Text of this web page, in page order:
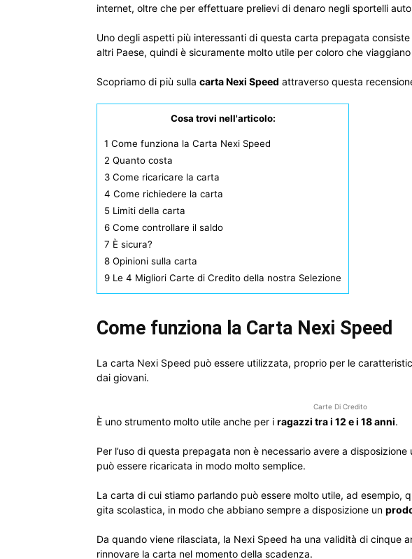
internet, oltre che per effettuare prelievi di denaro negli sportelli
Uno degli aspetti più interessanti di questa carta prepagata
altri Paese, quindi è sicuramente molto utile per coloro che
Scopriamo di più sulla carta Nexi Speed attraverso questa
Cosa trovi nell'articolo:
1 Come funziona la Carta Nexi Speed
2 Quanto costa
3 Come ricaricare la carta
4 Come richiedere la carta
5 Limiti della carta
6 Come controllare il saldo
7 È sicura?
8 Opinioni sulla carta
9 Le 4 Migliori Carte di Credito della nostra Selezione
Come funziona la Carta Nexi Speed
La carta Nexi Speed può essere utilizzata, proprio per le
dai giovani.
Carte Di Credito
È uno strumento molto utile anche per i ragazzi tra i 12 e i 18 anni.
Per l’uso di questa prepagata non è necessario avere a
può essere ricaricata in modo molto semplice.
La carta di cui stiamo parlando può essere molto utile, ad esempio,
gita scolastica, in modo che abbiano sempre a disposizione un
Da quando viene rilasciata, la Nexi Speed ha una validità di cinque
rinnovare la carta nel momento della scadenza.